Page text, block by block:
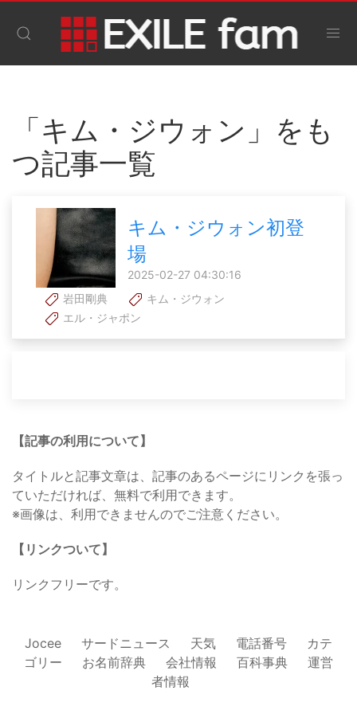
「キム・ジウォン」をも
つ記事一覧
キム・ジウォン初登
場
2025-02-27 04:30:16
岩田剛典
キム・ジウォン
エル・ジャポン
【記事の利用について】
タイトルと記事文章は、記事のあるページにリンクを張っ
ていただければ、無料で利用できます。
※画像は、利用できませんのでご注意ください。
【リンクついて】
リンクフリーです。
Jocee サードニュース 天気 電話番号
カテ
ゴリー
お名前辞典 会社情報 百科事典
運営
者情報